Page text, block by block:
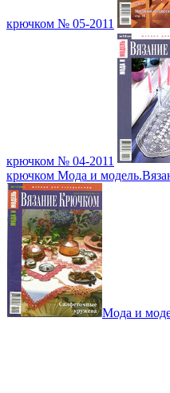
крючком № 05-2011
крючком № 04-2011
крючком Мода и
Мода и